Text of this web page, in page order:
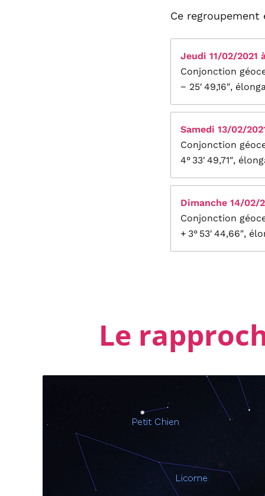
Ce
Jeudi 11/02/2021
Conjonction
− 25′ 49,16″,
Samedi 13/02/
Conjonction
4° 33′ 49,71″,
Dimanche 14/02/
Conjonction
+ 3° 53′ 44,66″,
Le